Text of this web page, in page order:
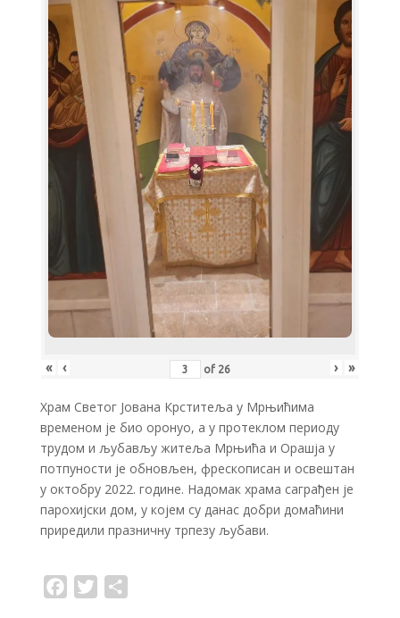
« ‹ of 26 › »
Храм Светог Јована Крститеља у Мрњићима
временом је био оронуо, а у протеклом периоду
трудом и љубављу житеља Мрњића и Орашја у
потпуности је обновљен, фрескописан и освештан
у октобру 2022. године. Надомак храма саграђен је
парохијски дом, у којем су данас добри домаћини
приредили празничну трпезу љубави.
a
T
w